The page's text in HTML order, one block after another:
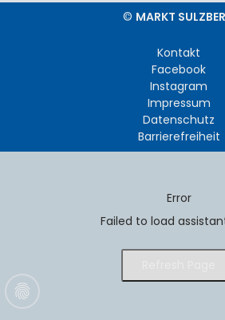
© MARKT
Kontakt
Facebook
Instagram
Impressum
Datenschutz
Barrierefreiheit
Error
Failed to load